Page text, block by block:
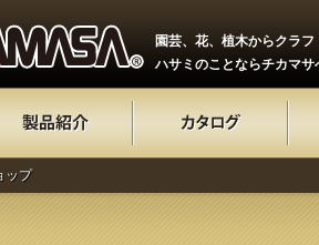
園芸、花、植木からクラフ
ハサミのことならチカマサ
ップ